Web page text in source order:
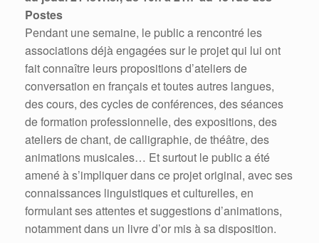
Postes
Pendant une semaine, le public a rencontré les
associations déjà engagées sur le projet qui lui ont
fait connaître leurs propositions d’ateliers de
conversation en français et toutes autres langues,
des cours, des cycles de conférences, des séances
de formation professionnelle, des expositions, des
ateliers de chant, de calligraphie, de théâtre, des
animations musicales… Et surtout le public a été
amené à s’impliquer dans ce projet original, avec ses
connaissances linguistiques et culturelles, en
formulant ses attentes et suggestions d’animations,
notamment dans un livre d’or mis à sa disposition.